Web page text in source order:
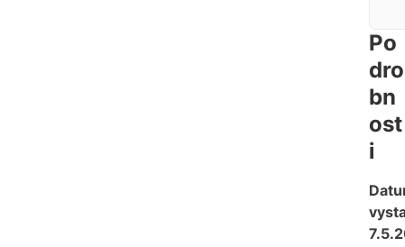
Po
dro
bn
ost
i